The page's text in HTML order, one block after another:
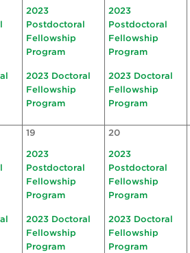
2023
Postdoctoral
Fellowship
Program
2023 Doctoral
Fellowship
Program
2023
Postdoctoral
Fellowship
Program
2023 Doctoral
Fellowship
Program
19
2023
Postdoctoral
Fellowship
Program
2023 Doctoral
Fellowship
Program
20
2023
Postdoctoral
Fellowship
Program
2023 Doctoral
Fellowship
Program